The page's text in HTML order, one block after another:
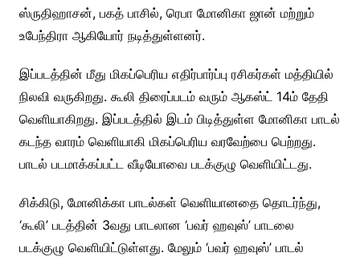
ஸ்ருதிஹாசன், பகத் பாசில், ரெபா மோனிகா ஜான் மற்றும்
உபேந்திரா ஆகியோர் நடித்துள்ளனர்.
இப்படத்தின் மீது மிகப்பெரிய எதிர்பார்ப்பு ரசிகர்கள் மத்தியில்
நிலவி வருகிறது. கூலி திரைப்படம் வரும் ஆகஸ்ட் 14ம் தேதி
வெளியாகிறது. இப்படத்தில் இடம் பிடித்துள்ள மோனிகா பாடல்
கடந்த வாரம் வெளியாகி மிகப்பெரிய வரவேற்பை பெற்றது.
பாடல் படமாக்கப்பட்ட வீடியோவை படக்குழு வெளியிட்டது.
சிக்கிடு, மோனிக்கா பாடல்கள் வெளியானதை தொடர்ந்து,
‘கூலி’ படத்தின் 3வது பாடலான ‘பவர் ஹவுஸ்’ பாடலை
படக்குழு வெளியிட்டுள்ளது. மேலும் ‘பவர் ஹவுஸ்’ பாடல்